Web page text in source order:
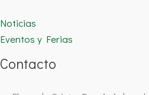
Noticias
Eventos y Ferias
Contacto